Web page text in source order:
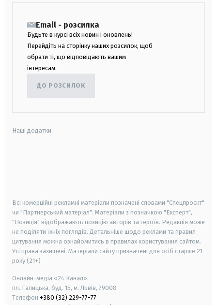
Email - розсилка
Будьте в курсі всіх новин і оновлень!
Перейдіть на сторінку наших розсилок, щоб
обрати ті, що відповідають вашим
інтересам.
ДО РОЗСИЛОК
Наші додатки:
Всі комерційні рекламні матеріали позначені словами "Спецпроєкт"
чи "Партнерський матеріал". Матеріали з позначкою "Експерт",
"Позиція" відображають позицію авторів та героїв. Редакція може
не поділяти їхніх поглядів. Детальніше щодо реклами та правил
цитування можна ознайомитись в правилах користування сайтом.
Усі права захищені. Матеріали сайту призначені для осіб старше 21
року (21+)
Онлайн-медіа «24 Канал»
пл. Галицька, буд. 15, м. Львів, 79008
Телефон +380 (32) 229-77-77